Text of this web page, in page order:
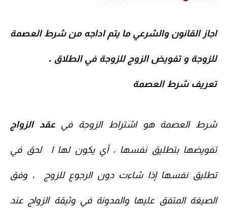
اجاز القانون والشرعي ما يتم اداجه من شرط العصمة
للزوجة و تفويض الزوج للزوجة في الطلاق .
تعريف شرط العصمة
شرط العصمة هو اشتراط الزوجة فيعقد الزواج
تفويضها بتطليق نفسها ، أي يكون لها ا لحق في
تطليق نفسها إذا شاءت دون الرجوع للزوج ، وفق
الصيغة المتفق عليها والمدونة في وثيقة الزواج عند